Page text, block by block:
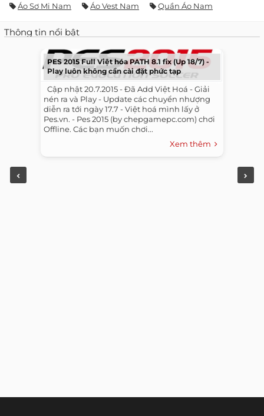
Áo Sơ Mi Nam Áo Vest Nam Quần Áo Nam
Thông tin nổi bật
PES 2015 Full Việt hóa PATH 8.1 fix (Up 18/7) -
Play luôn không cần cài đặt phức tạp
​ ​ Cập nhật 20.7.2015 - Đã Add Việt Hoá - Giải
nén ra và Play - Update các chuyển nhượng
diễn ra tới ngày 17.7 - Việt hoá mình lấy ở
Pes.vn. - Pes 2015 (by chepgamepc.com) chơi
Offline. Các bạn muốn chơi...
Xem thêm